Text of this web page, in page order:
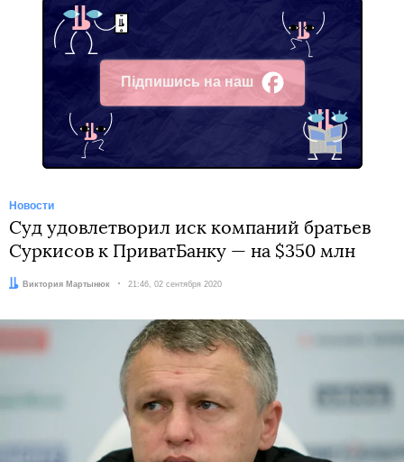
Підпишись на наш
Facebook
Новости
Суд удовлетворил иск компаний братьев
Суркисов к ПриватБанку — на $350 млн
Автор:Виктория Мартынюк Дата:
21:46, 02 сентября 2020